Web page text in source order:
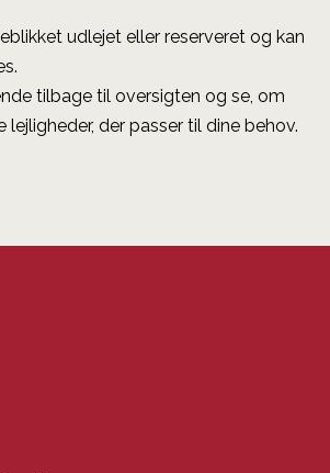
udlejet eller reserveret og kan
tilbage til oversigten og se, om
lejligheder, der passer til dine behov.